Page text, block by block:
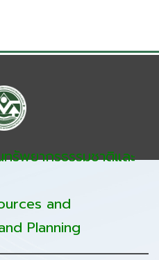
รัพยากรธรรมชาติและ
and
Planning